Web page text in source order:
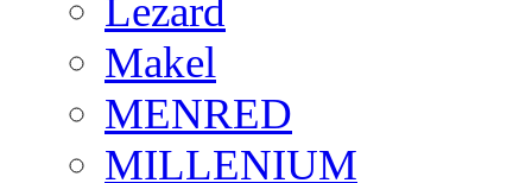
Lezard
Makel
MENRED
MILLENIUM